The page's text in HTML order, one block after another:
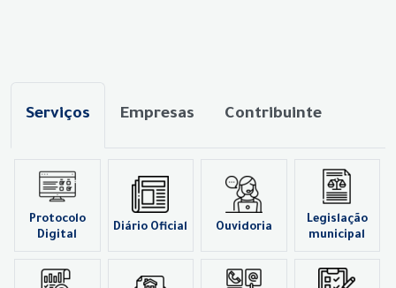
Serviços Empresas Contribuinte
Protocolo
Digital
Diário Oficial Ouvidoria
Legislação
municipal